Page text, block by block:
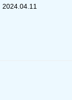
2024.04.11